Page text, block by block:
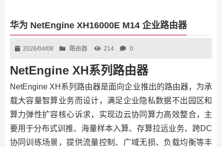
华为 NetEngine XH16000E M14 企业路由器
2026/04/08 路由器 214 0
NetEngine XH系列路由器
NetEngine XH系列路由器是面向企业推出的路由器，为承
载大容量智算业务而设计，满足企业隐私数据不出园区和
算力弹性扩容核心诉求，实现边云协同算力高效整合，主
要用于分布式训推、海量样本入算、存算拉远业务、跨DC
协同训练场景，提供流量控制、广域无损、负载均衡等丰